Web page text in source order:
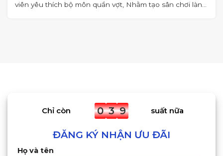
viên yêu thích bộ môn quần vợt, Nhằm tạo sân chơi lành
Chỉ còn 0 3 9 suất nữa
ĐĂNG KÝ NHẬN ƯU ĐÃI
Họ và tên